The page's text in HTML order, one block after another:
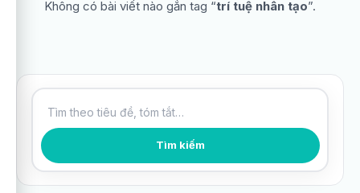
Không có bài viết nào gắn tag “trí tuệ nhân tạo”.
Tìm kiếm bài viết Tìm kiếm